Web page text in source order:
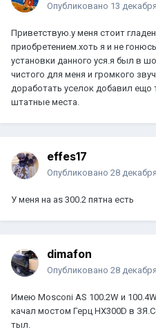
Опубликовано 13
Приветствую.у меня стоит
приобретением.хоть я и не
установки данного уся.я был в
чистого для меня и громкого
доработать уселок добавил ещо
штатные места.
effes17
Опубликовано 28
У меня на as 300.2 пятна есть
dimafon
Опубликовано 28
Имею Mosconi AS 100.2W и
качал мостом Герц HX300D в
тыл.